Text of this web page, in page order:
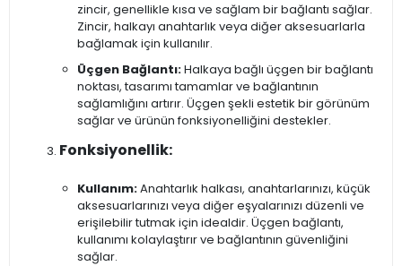
zincir, genellikle kısa ve sağlam bir bağlantı sağlar.
Zincir, halkayı anahtarlık veya diğer aksesuarlarla
bağlamak için kullanılır.
Üçgen Bağlantı:Halkaya bağlı üçgen bir bağlantı
noktası, tasarımı tamamlar ve bağlantının
sağlamlığını artırır. Üçgen şekli estetik bir görünüm
sağlar ve ürünün fonksiyonelliğini destekler.
Fonksiyonellik:
Kullanım:Anahtarlık halkası, anahtarlarınızı, küçük
aksesuarlarınızı veya diğer eşyalarınızı düzenli ve
erişilebilir tutmak için idealdir. Üçgen bağlantı,
kullanımı kolaylaştırır ve bağlantının güvenliğini
sağlar.